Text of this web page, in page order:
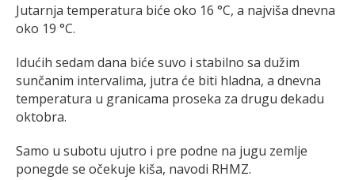
Jutarnja temperatura biće oko 16 °C, a najviša dnevna
oko 19 °C.
Idućih sedam dana biće suvo i stabilno sa dužim
sunčanim intervalima, jutra će biti hladna, a dnevna
temperatura u granicama proseka za drugu dekadu
oktobra.
Samo u subotu ujutro i pre podne na jugu zemlje
ponegde se očekuje kiša, navodi RHMZ.